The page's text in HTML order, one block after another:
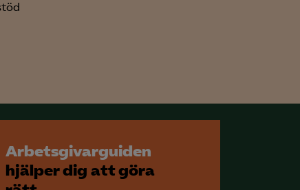
Arbetsgivarguiden
hjälper dig att göra